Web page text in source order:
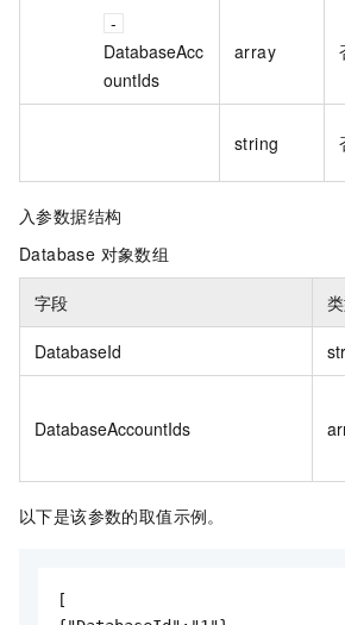
DatabaseAcc
ountIds
array
string
入参数据结构
Database 对象数组
字段
DatabaseId
DatabaseAccountIds
以下是该参数的取值示例。
[